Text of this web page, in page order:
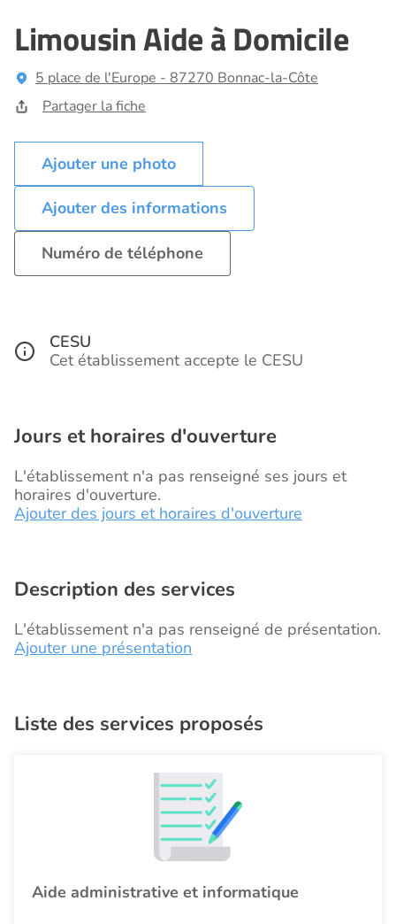
Limousin Aide à Domicile
5 place de l'Europe - 87270 Bonnac-la-Côte
Partager la fiche
Ajouter des informations
Numéro de téléphone
CESU
Cet établissement accepte le CESU
Jours et horaires d'ouverture
L'établissement n'a pas renseigné ses jours et
horaires d'ouverture.
Ajouter des jours et horaires d'ouverture
Description des services
L'établissement n'a pas renseigné de présentation.
Ajouter une présentation
Liste des services proposés
Aide administrative et informatique